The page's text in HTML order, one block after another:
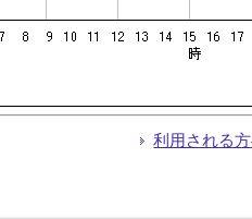
利用される